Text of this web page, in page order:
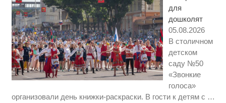
для
дошколят
05.08.2026
В столичном
детском
саду №50
«Звонкие
голоса»
организовали день книжки-раскраски. В гости к детям с …
Крыма: Что люди вытворяют,